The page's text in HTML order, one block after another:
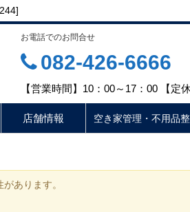
お電話でのお問合せ
082-426-6666
【営業時間】10：00～17：00 【定
店舗情報 空き家管理・不用品
あります。